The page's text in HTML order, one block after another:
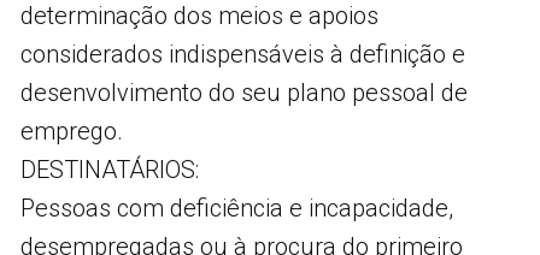
determinação dos meios e apoios
considerados indispensáveis à definição e
desenvolvimento do seu plano pessoal de
emprego.
DESTINATÁRIOS:
Pessoas com deficiência e incapacidade,
desempregadas ou à procura do primeiro